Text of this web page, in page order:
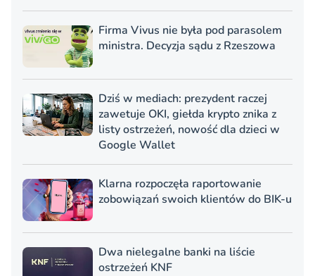
Firma Vivus nie była pod parasolem
ministra. Decyzja sądu z Rzeszowa
Dziś w mediach: prezydent raczej
zawetuje OKI, giełda krypto znika z
listy ostrzeżeń, nowość dla dzieci w
Google Wallet
Klarna rozpoczęła raportowanie
zobowiązań swoich klientów do BIK-u
Dwa nielegalne banki na liście
ostrzeżeń KNF